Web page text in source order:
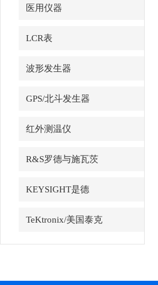
医用仪器
LCR表
波形发生器
GPS/北斗发生器
红外测温仪
R&S罗德与施瓦茨
KEYSIGHT是德
TeKtronix/美国泰克